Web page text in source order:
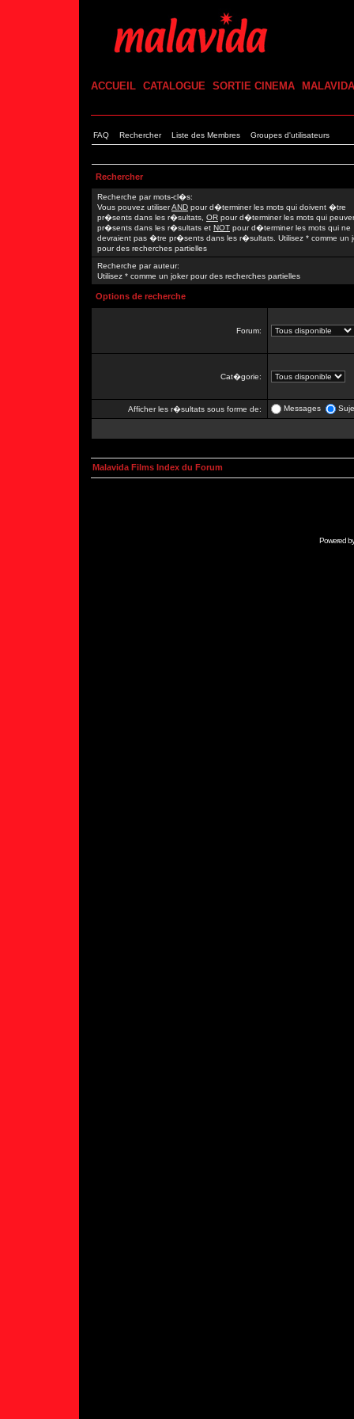
ACCUEIL CATALOGUE SORTIE CINEMA MALAVIDA
FAQ Rechercher Liste des Membres Groupes d'utilisateurs
Rechercher
Recherche par mots-cl�s:
Vous pouvez utiliserAND pour d�terminer les mots qui doivent �tre
pr�sents dans les r�sultats, OR pour d�terminer les mots qui
pr�sents dans les r�sultats et NOT pour d�terminer les mots qui ne
devraient pas �tre pr�sents dans les r�sultats. Utilisez * comme un
pour des recherches partielles
Recherche par auteur:
Utilisez * comme un joker pour des recherches partielles
Options de recherche
Forum:
Cat�gorie:
Afficher les r�sultats sous forme de: Messages
Malavida Films Index du Forum
Powered